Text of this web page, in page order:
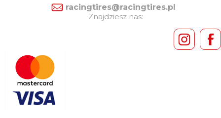
racingtires@racingtires.pl
Znajdziesz nas: